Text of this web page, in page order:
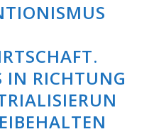
IN RICHTUNG